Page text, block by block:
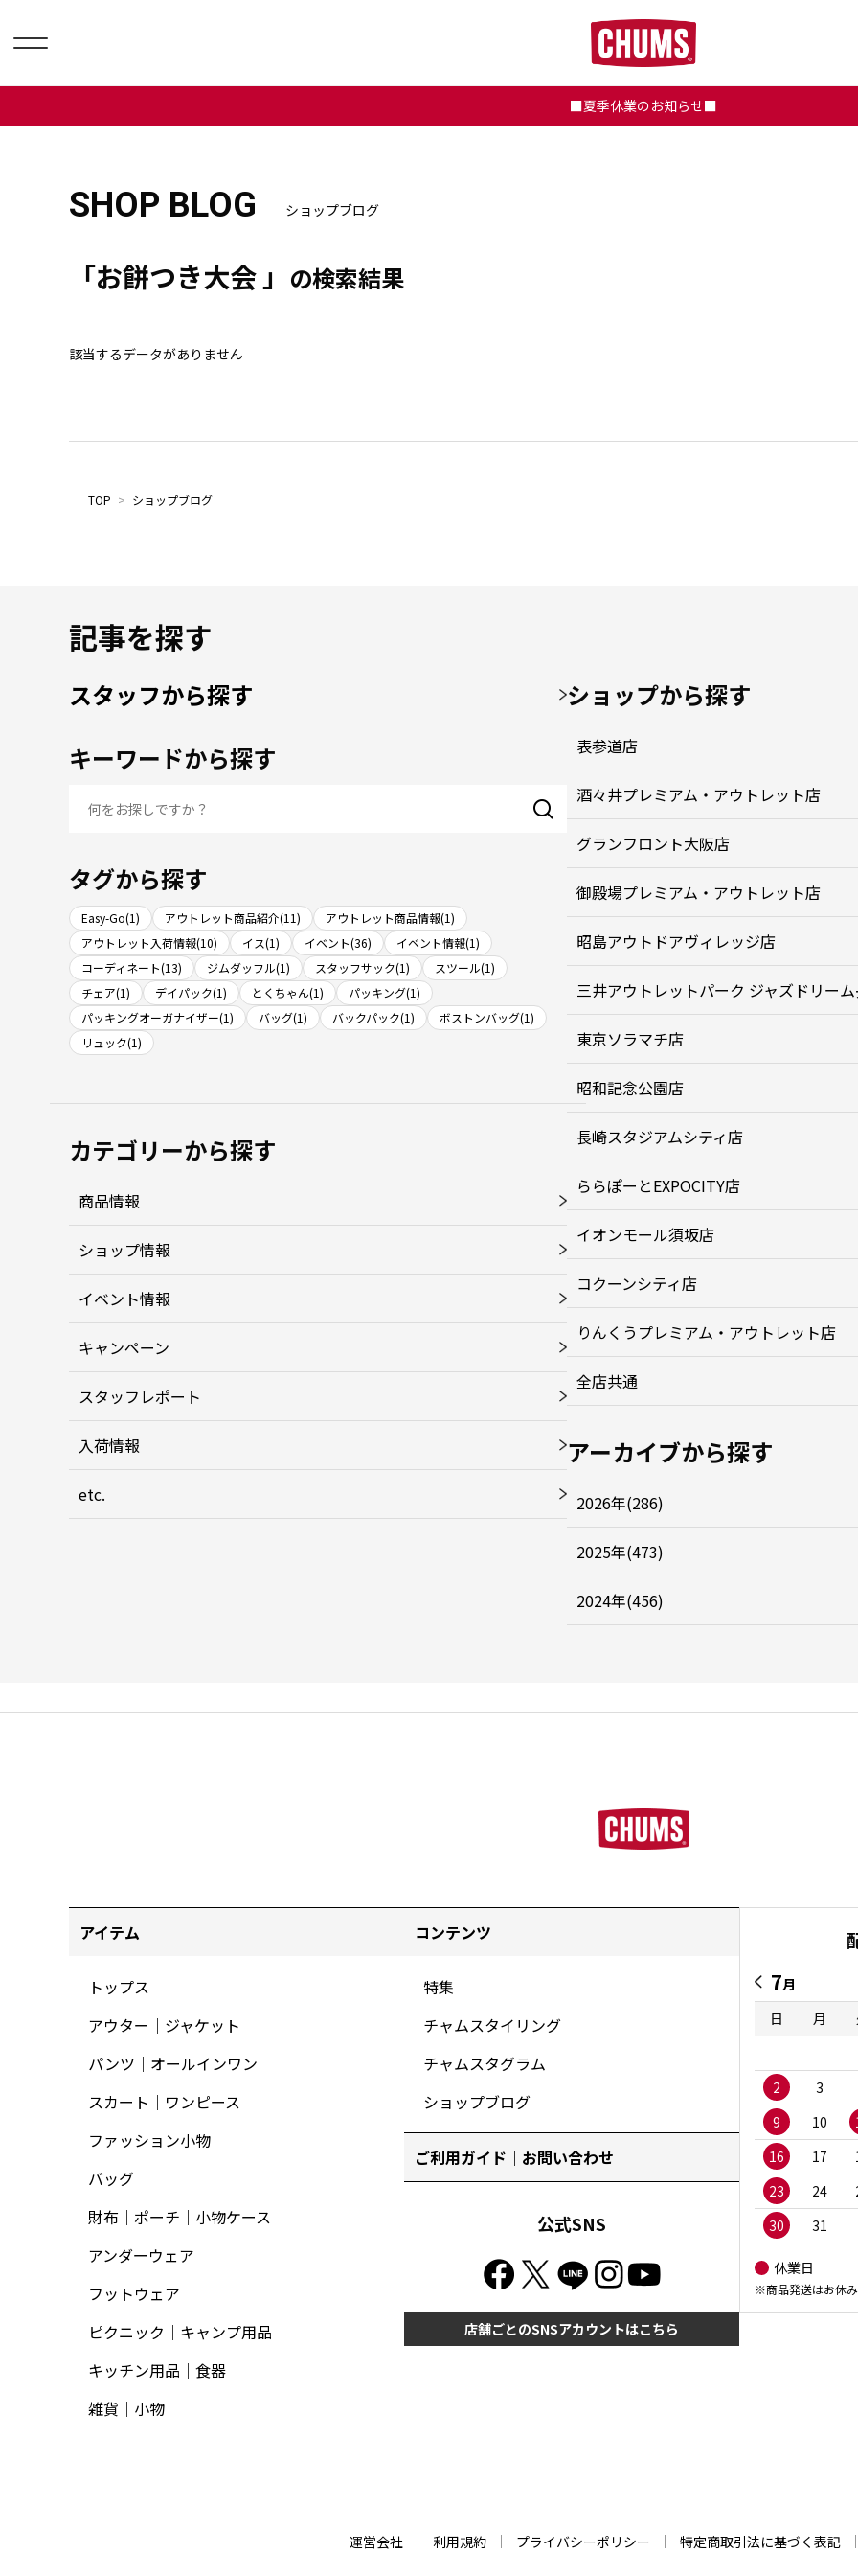
■夏季休業のお知らせ■
SHOP BLOG ショップブログ
「お餅つき大会 」 の検索結果
該当するデータがありません
TOP > ショップブログ
記事を探す
スタッフから探す
キーワードから探す
タグから探す
Easy-Go(1) アウトレット商品紹介(11)
アウトレット商品情報(1)
アウトレット入荷情報(10)
イス(1) イベント(36)
イベント情報(1)
コーディネート(13)
ジムダッフル(1) スタッフサック(1)
スツール(1)
チェア(1)
デイパック(1) とくちゃん(1)
パッキング(1)
パッキングオーガナイザー(1)
バッグ(1) バックパック(1)
ボストンバッグ(1)
リュック(1)
カテゴリーから探す
商品情報
ショップ情報
イベント情報
キャンペーン
スタッフレポート
入荷情報
etc.
ショップから探す
表参道店
酒々井プレミアム・アウトレット店
グランフロント大阪店
御殿場プレミアム・アウトレット店
昭島アウトドアヴィレッジ店
三井アウトレットパーク ジャズドリー
東京ソラマチ店
昭和記念公園店
長崎スタジアムシティ店
ららぽーとEXPOCITY店
イオンモール須坂店
コクーンシティ店
りんくうプレミアム・アウトレット店
全店共通
アーカイブから探す
2026年(286)
2025年(473)
2024年(456)
アイテム
トップス
アウター｜ジャケット
パンツ｜オールインワン
スカート｜ワンピース
ファッション小物
バッグ
財布｜ポーチ｜小物ケース
アンダーウェア
フットウェア
ピクニック｜キャンプ用品
キッチン用品｜食器
雑貨｜小物
コンテンツ
特集
チャムスタイリング
チャムスタグラム
ショップブログ
ご利用ガイド｜お問い合わせ
公式SNS
店舗ごとのSNSアカウントはこちら
7月
日
月
2
3
9
10
16
17
23
24
30
31
休業日
※商品発送はお休
運営会社 利用規約 プライバシーポリシー 特定商取引法に基づく表記